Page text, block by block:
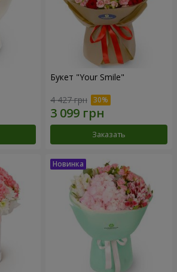
Букет "Your Smile"
4 427 грн
Заказать